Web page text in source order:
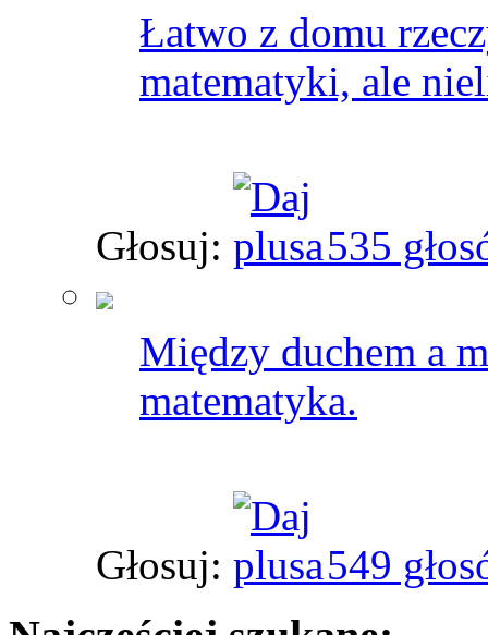
Łatwo z domu
matematyki, ale
Głosuj: 535
Między duchem a
matematyka.
Głosuj: 549